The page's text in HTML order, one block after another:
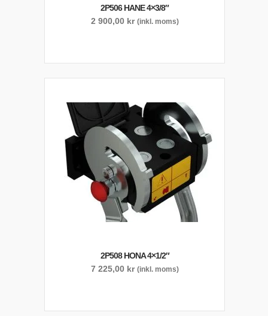
2P506 HANE 4×3/8″
2 900,00 kr (inkl. moms)
2P508 HONA 4×1/2″
7 225,00 kr (inkl. moms)